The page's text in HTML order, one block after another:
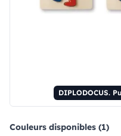
Couleurs disponibles (1)